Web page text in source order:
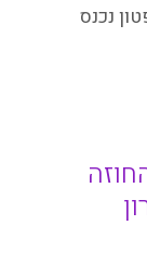
נכנס